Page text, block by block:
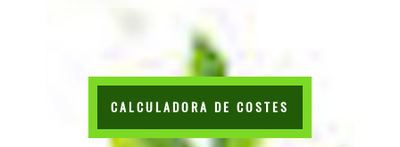
CALCULADORA DE COSTES